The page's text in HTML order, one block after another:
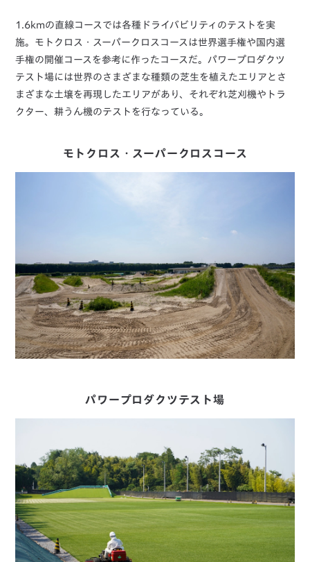
1.6kmの直線コースでは各種ドライバビリティのテストを実
施。モトクロス・スーパークロスコースは世界選手権や国内選
手権の開催コースを参考に作ったコースだ。パワープロダクツ
テスト場には世界のさまざまな種類の芝生を植えたエリアとさ
まざまな土壌を再現したエリアがあり、それぞれ芝刈機やトラ
クター、耕うん機のテストを行なっている。
モトクロス・スーパークロスコース
パワープロダクツテスト場